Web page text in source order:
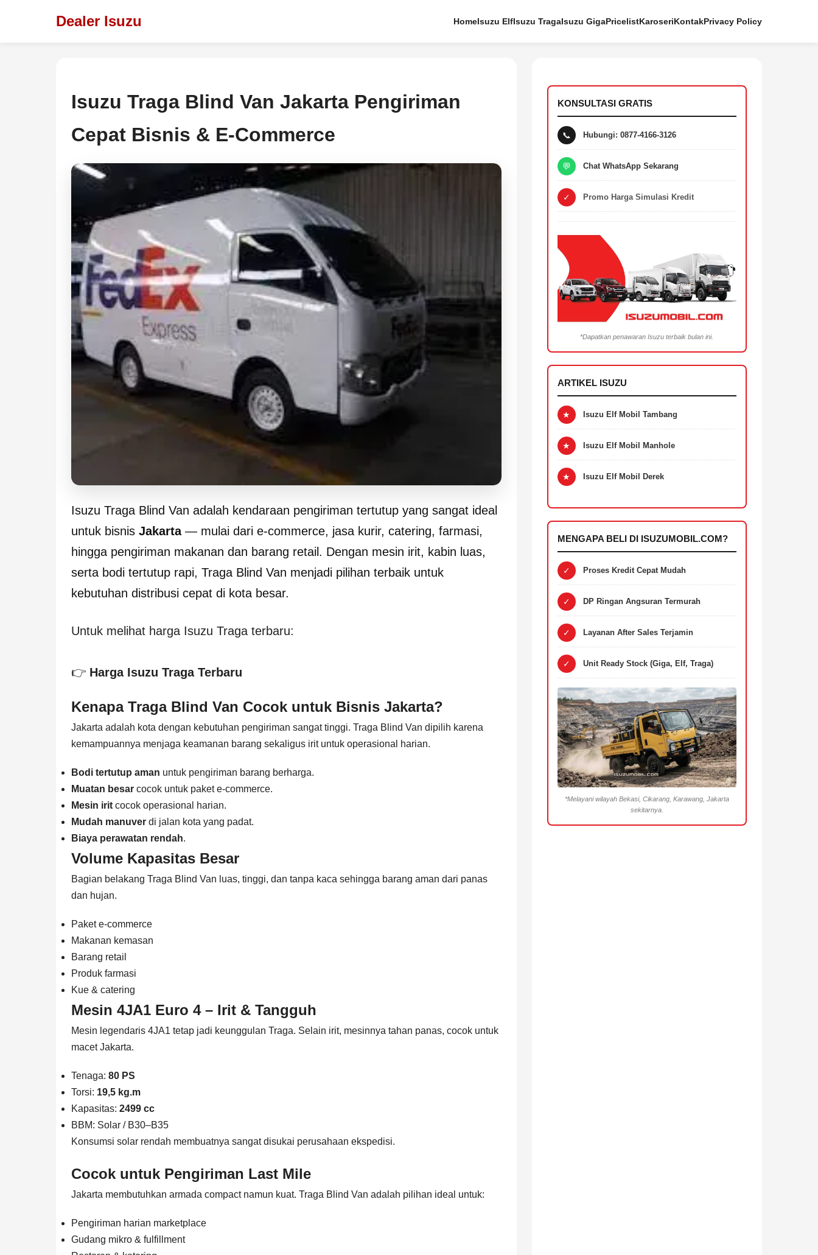
Dealer Isuzu HomeIsuzu ElfIsuzu TragaIsuzu GigaPricelistKaroseriKontakPrivacy Policy
Isuzu Traga Blind Van Jakarta Pengiriman
Cepat Bisnis & E-Commerce
Isuzu Traga Blind Van adalah kendaraan pengiriman tertutup yang sangat ideal
untuk bisnis Jakarta— mulai dari e-commerce, jasa kurir, catering, farmasi,
hingga pengiriman makanan dan barang retail. Dengan mesin irit, kabin luas,
serta bodi tertutup rapi, Traga Blind Van menjadi pilihan terbaik untuk
kebutuhan distribusi cepat di kota besar.
Untuk melihat harga Isuzu Traga terbaru:
👉 Harga Isuzu Traga Terbaru
Kenapa Traga Blind Van Cocok untuk Bisnis Jakarta?
Jakarta adalah kota dengan kebutuhan pengiriman sangat tinggi. Traga Blind Van dipilih karena
kemampuannya menjaga keamanan barang sekaligus irit untuk operasional harian.
Bodi tertutup aman untuk pengiriman barang berharga.
Muatan besar cocok untuk paket e-commerce.
Mesin irit cocok operasional harian.
Mudah manuver di jalan kota yang padat.
Biaya perawatan rendah.
Volume Kapasitas Besar
Bagian belakang Traga Blind Van luas, tinggi, dan tanpa kaca sehingga barang aman dari panas
dan hujan.
Paket e-commerce
Makanan kemasan
Barang retail
Produk farmasi
Kue & catering
Mesin 4JA1 Euro 4 – Irit & Tangguh
Mesin legendaris 4JA1 tetap jadi keunggulan Traga. Selain irit, mesinnya tahan panas, cocok untuk
macet Jakarta.
Tenaga: 80 PS
Torsi: 19,5 kg.m
Kapasitas: 2499 cc
BBM: Solar / B30–B35
Konsumsi solar rendah membuatnya sangat disukai perusahaan ekspedisi.
Cocok untuk Pengiriman Last Mile
Jakarta membutuhkan armada compact namun kuat. Traga Blind Van adalah pilihan ideal untuk:
Pengiriman harian marketplace
Gudang mikro & fulfillment
KONSULTASI GRATIS
📞 Hubungi: 0877-4166-3126
💬 Chat WhatsApp Sekarang
✓ Promo Harga Simulasi Kredit
*Dapatkan penawaran Isuzu terbaik bulan ini.
ARTIKEL ISUZU
★ Isuzu Elf Mobil Tambang
★ Isuzu Elf Mobil Manhole
★ Isuzu Elf Mobil Derek
MENGAPA BELI DI ISUZUMOBIL.COM?
✓ Proses Kredit Cepat Mudah
✓ DP Ringan Angsuran Termurah
✓ Layanan After Sales Terjamin
✓ Unit Ready Stock (Giga, Elf, Traga)
*Melayani wilayah Bekasi, Cikarang, Karawang, Jakarta
sekitarnya.